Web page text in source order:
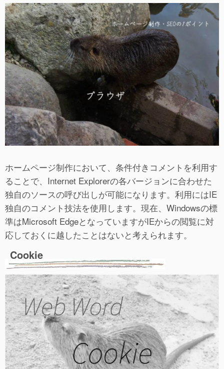
ホームページ制作において、条件付きコメントを利用す
ることで、Internet Explorerの各バージョンに合わせた
独自のソースの呼び出しが可能になります。利用にはIE
独自のコメント技法を使用します。現在、Windowsの標
準はMicrosoft EdgeとなっていますがIEからの閲覧に対
応しておくに越したことはないと考えられます。
Cookie